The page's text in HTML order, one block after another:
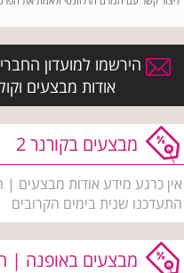
הירשמו למועדון
אודות מבצעים
מבצעים בקורנר 2
התעדכנו שנית בימים הקרובים
מבצעים באופנה |